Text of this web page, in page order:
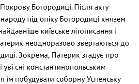
Покрову Богородиці. Після акту
під опіку Богородиці князем
київське літописання і
неодноразово звертаються до
Зокрема, Патерик згадує про
уві сні константинопольським
їм побудувати соборну Успенську